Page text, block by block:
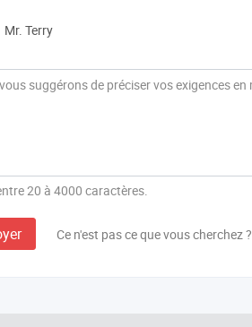
Mr. Terry
20 à 4000 caractères.
Ce n'est pas ce que vous cherchez ?